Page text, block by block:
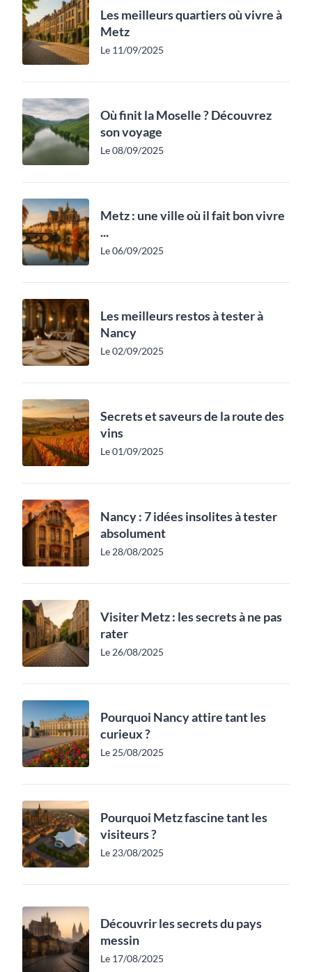
Les meilleurs quartiers où vivre à
Metz
Le 11/09/2025
Où finit la Moselle ? Découvrez
son voyage
Le 08/09/2025
Metz : une ville où il fait bon vivre
...
Le 06/09/2025
Les meilleurs restos à tester à
Nancy
Le 02/09/2025
Secrets et saveurs de la route des
vins
Le 01/09/2025
Nancy : 7 idées insolites à tester
absolument
Le 28/08/2025
Visiter Metz : les secrets à ne pas
rater
Le 26/08/2025
Pourquoi Nancy attire tant les
curieux ?
Le 25/08/2025
Pourquoi Metz fascine tant les
visiteurs ?
Le 23/08/2025
Découvrir les secrets du pays
messin
Le 17/08/2025